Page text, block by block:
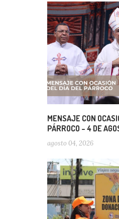
MENSAJE CON
PÁRROCO – 4 DE
agosto 04, 2026